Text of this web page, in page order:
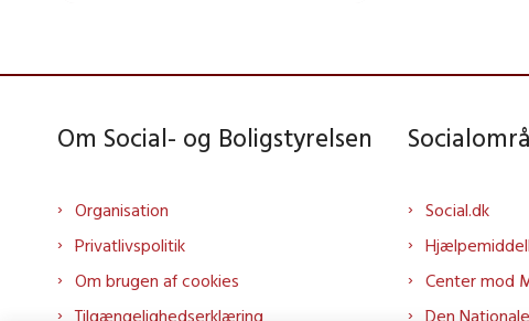
Om Social- og Boligstyrelsen
Organisation
Privatlivspolitik
Om brugen af cookies
Tilgængelighedserklæring
Social.dk
Center mod
Den